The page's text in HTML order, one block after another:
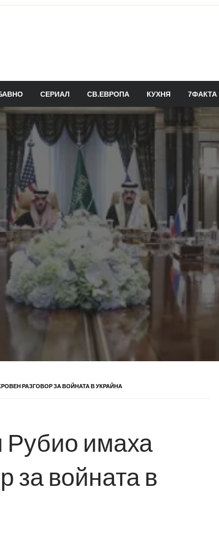
СЕРИАЛ СВ.ЕВРОПА КУХНЯ 7ФАКТА
РАЗГОВОР ЗА ВОЙНАТА В УКРАЙНА
Рубио имаха
за войната в